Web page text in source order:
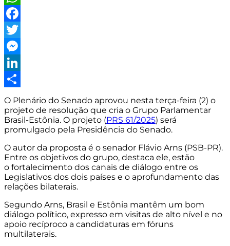
WhatsApp
Facebook
Twitter
Messenger
LinkedIn
Share
O Plenário do Senado aprovou nesta terça-feira (2) o
projeto de resolução que cria o Grupo Parlamentar
Brasil-Estônia. O projeto (PRS 61/2025) será
promulgado pela Presidência do Senado.
O autor da proposta é o senador Flávio Arns (PSB-PR).
Entre os objetivos do grupo, destaca ele, estão
o fortalecimento dos canais de diálogo entre os
Legislativos dos dois países e o aprofundamento das
relações bilaterais.
Segundo Arns, Brasil e Estônia mantêm um bom
diálogo político, expresso em visitas de alto nível e no
apoio recíproco a candidaturas em fóruns
multilaterais.